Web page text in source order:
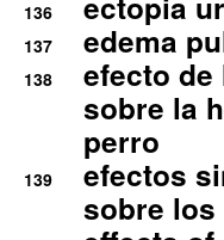
136
137 edema
138
efecto
sobre la
perro
139
efectos
sobre